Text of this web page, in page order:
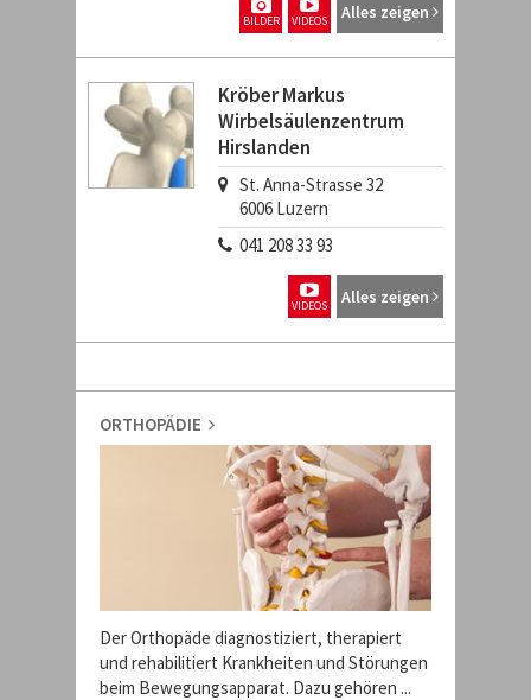
Alles zeigen
VIDEOS
BILDER
Kröber Markus
Wirbelsäulenzentrum
Hirslanden
St. Anna-Strasse 32
6006 Luzern
041 208 33 93
Alles zeigen
VIDEOS
ORTHOPÄDIE
Der Orthopäde diagnostiziert, therapiert
und rehabilitiert Krankheiten und Störungen
beim Bewegungsapparat. Dazu gehören ...